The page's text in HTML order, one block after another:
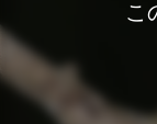
こ